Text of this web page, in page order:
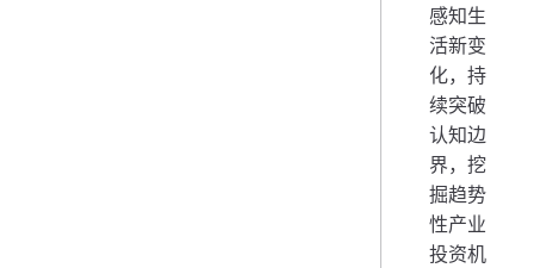
感知生
活新变
化，持
续突破
认知边
界，挖
掘趋势
性产业
投资机